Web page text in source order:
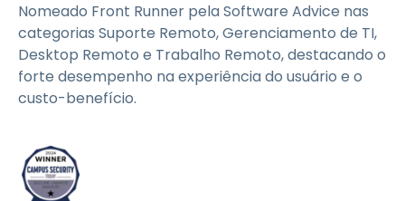
Nomeado Front Runner pela Software Advice nas
categorias Suporte Remoto, Gerenciamento de TI,
Desktop Remoto e Trabalho Remoto, destacando o
forte desempenho na experiência do usuário e o
custo-benefício.